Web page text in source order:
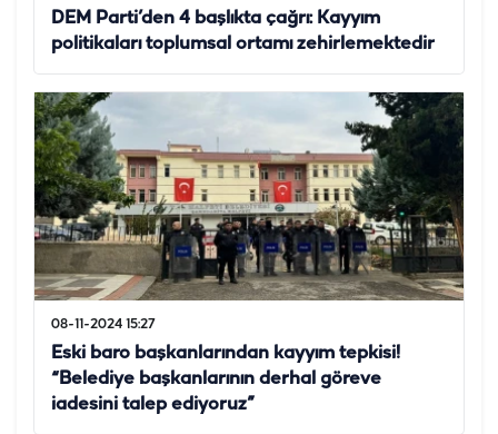
DEM Parti’den 4 başlıkta çağrı: Kayyım
politikaları toplumsal ortamı zehirlemektedir
08-11-2024 15:27
Eski baro başkanlarından kayyım tepkisi!
“Belediye başkanlarının derhal göreve
iadesini talep ediyoruz”